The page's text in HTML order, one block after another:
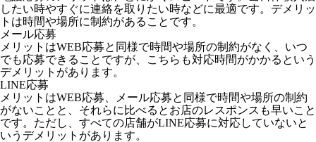
したい時やすぐに連絡を取りたい時などに最適です。デメリッ
トは時間や場所に制約があることです。
メール応募
メリットはWEB応募と同様で時間や場所の制約がなく、いつ
でも応募できることですが、こちらも対応時間がかかるという
デメリットがあります。
LINE応募
メリットはWEB応募、メール応募と同様で時間や場所の制約
がないことと、それらに比べるとお店のレスポンスも早いこと
です。ただし、すべての店舗がLINE応募に対応していないと
いうデメリットがあります。